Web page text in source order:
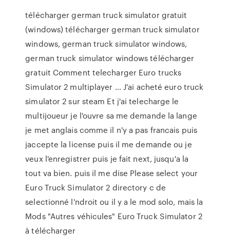
télécharger german truck simulator gratuit
(windows) télécharger german truck simulator
windows, german truck simulator windows,
german truck simulator windows télécharger
gratuit Comment telecharger Euro trucks
Simulator 2 multiplayer ... J'ai acheté euro truck
simulator 2 sur steam Et j'ai telecharge le
multijoueur je l'ouvre sa me demande la lange
je met anglais comme il n'y a pas francais puis
jaccepte la license puis il me demande ou je
veux l'enregistrer puis je fait next, jusqu'a la
tout va bien. puis il me dise Please select your
Euro Truck Simulator 2 directory c de
selectionné l'ndroit ou il y a le mod solo, mais la
Mods "Autres véhicules" Euro Truck Simulator 2
à télécharger